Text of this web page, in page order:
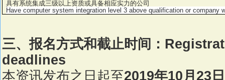
具有系统集成三级以上资质或具备相应实力的公司
Have computer system integration level 3 above qualification or company
三、报名方式和截止时间：
deadlines
本资讯发布之日起至2019年10月 23 日